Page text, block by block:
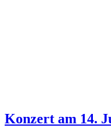
Konzert am 14.